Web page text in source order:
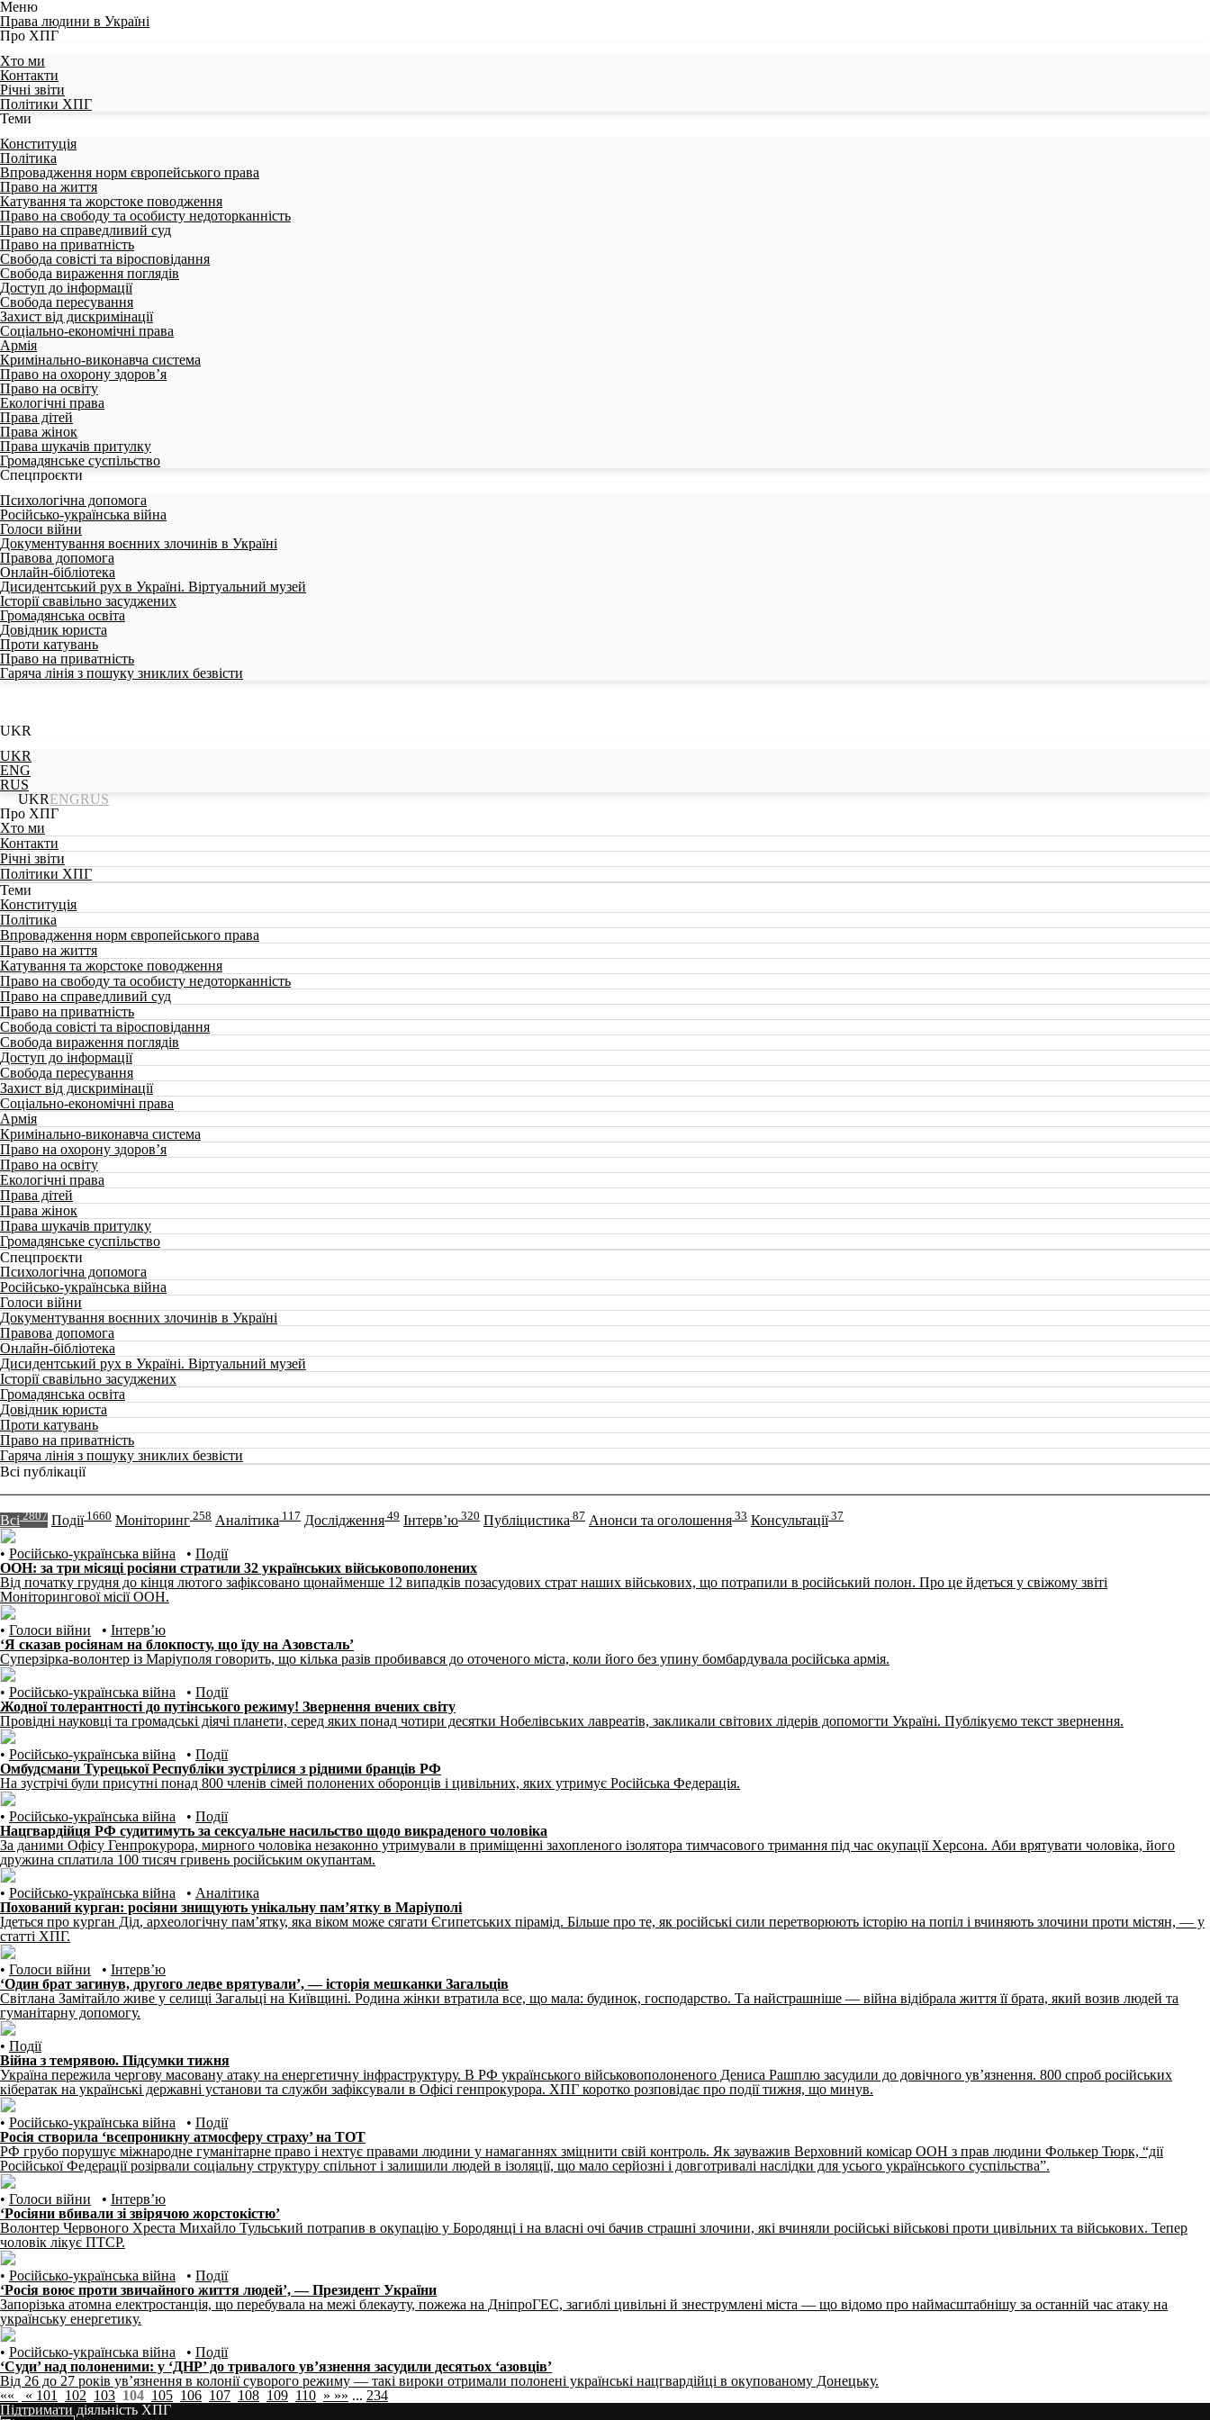
Меню
Права людини в Україні
Про ХПГ
Хто ми
Контакти
Річні звіти
Політики ХПГ
Теми
Конституція
Політика
Впровадження норм європейського права
Право на життя
Катування та жорстоке поводження
Право на свободу та особисту недоторканність
Право на справедливий суд
Право на приватність
Свобода совісті та віросповідання
Свобода вираження поглядів
Доступ до інформації
Свобода пересування
Захист від дискримінації
Соціально-економічні права
Армія
Кримінально-виконавча система
Право на охорону здоров’я
Право на освіту
Екологічні права
Права дітей
Права жінок
Права шукачів притулку
Громадянське суспільство
Спецпроєкти
Психологічна допомога
Російсько-українська війна
Голоси війни
Документування воєнних злочинів в Україні
Правова допомога
Онлайн-бібліотека
Дисидентський рух в Україні. Віртуальний музей
Історії свавільно засуджених
Громадянська освіта
Довідник юриста
Проти катувань
Право на приватність
Гаряча лінія з пошуку зниклих безвісти
UKR
UKR
ENG
RUS
UKRENGRUS
Про ХПГ
Хто ми
Контакти
Річні звіти
Політики ХПГ
Теми
Конституція
Політика
Впровадження норм європейського права
Право на життя
Катування та жорстоке поводження
Право на свободу та особисту недоторканність
Право на справедливий суд
Право на приватність
Свобода совісті та віросповідання
Свобода вираження поглядів
Доступ до інформації
Свобода пересування
Захист від дискримінації
Соціально-економічні права
Армія
Кримінально-виконавча система
Право на охорону здоров’я
Право на освіту
Екологічні права
Права дітей
Права жінок
Права шукачів притулку
Громадянське суспільство
Спецпроєкти
Психологічна допомога
Російсько-українська війна
Голоси війни
Документування воєнних злочинів в Україні
Правова допомога
Онлайн-бібліотека
Дисидентський рух в Україні. Віртуальний музей
Історії свавільно засуджених
Громадянська освіта
Довідник юриста
Проти катувань
Право на приватність
Гаряча лінія з пошуку зниклих безвісти
Всі публікації
Всі2807 Події1660 Моніторинг 258 Аналітика 117 Дослідження 49 Інтерв’ю 320 Публіцистика 87 Анонси та оголошення 33 Консультації37
• Російсько-українська війна • Події
ООН: за три місяці росіяни стратили 32 українських військовополонених
Від початку грудня до кінця лютого зафіксовано щонайменше 12 випадків позасудових страт наших військових, що потрапили в російський полон. Про це йдеться у свіжому звіті
Моніторингової місії ООН.
• Голоси війни • Інтерв’ю
‘Я сказав росіянам на блокпосту, що їду на Азовсталь’
Суперзірка-волонтер із Маріуполя говорить, що кілька разів пробивався до оточеного міста, коли його без упину бомбардувала російська армія.
• Російсько-українська війна • Події
Жодної толерантності до путінського режиму! Звернення вчених світу
Провідні науковці та громадські діячі планети, серед яких понад чотири десятки Нобелівських лавреатів, закликали світових лідерів допомогти Україні. Публікуємо текст звернення.
• Російсько-українська війна • Події
Омбудсмани Турецької Республіки зустрілися з рідними бранців РФ
На зустрічі були присутні понад 800 членів сімей полонених оборонців і цивільних, яких утримує Російська Федерація.
• Російсько-українська війна • Події
Нацгвардійця РФ судитимуть за сексуальне насильство щодо викраденого чоловіка
За даними Офісу Генпрокурора, мирного чоловіка незаконно утримували в приміщенні захопленого ізолятора тимчасового тримання під час окупації Херсона. Аби врятувати чоловіка, його
дружина сплатила 100 тисяч гривень російським окупантам.
• Російсько-українська війна • Аналітика
Похований курган: росіяни знищують унікальну пам’ятку в Маріуполі
Ідеться про курган Дід, археологічну пам’ятку, яка віком може сягати Єгипетських пірамід. Більше про те, як російські сили перетворюють історію на попіл і вчиняють злочини проти містян, — у
статті ХПГ.
• Голоси війни • Інтерв’ю
‘Один брат загинув, другого ледве врятували’, — історія мешканки Загальців
Світлана Замітайло живе у селищі Загальці на Київщині. Родина жінки втратила все, що мала: будинок, господарство. Та найстрашніше — війна відібрала життя її брата, який возив людей та
гуманітарну допомогу.
• Події
Війна з темрявою. Підсумки тижня
Україна пережила чергову масовану атаку на енергетичну інфраструктуру. В РФ українського військовополоненого Дениса Рашплю засудили до довічного ув’язнення. 800 спроб російських
кібератак на українські державні установи та служби зафіксували в Офісі генпрокурора. ХПГ коротко розповідає про події тижня, що минув.
• Російсько-українська війна • Події
Росія створила ‘всепроникну атмосферу страху’ на ТОТ
РФ грубо порушує міжнародне гуманітарне право і нехтує правами людини у намаганнях зміцнити свій контроль. Як зауважив Верховний комісар ООН з прав людини Фолькер Тюрк, “дії
Російської Федерації розірвали соціальну структуру спільнот і залишили людей в ізоляції, що мало серйозні і довготривалі наслідки для усього українського суспільства”.
• Голоси війни • Інтерв’ю
‘Росіяни вбивали зі звірячою жорстокістю’
Волонтер Червоного Хреста Михайло Тульський потрапив в окупацію у Бородянці і на власні очі бачив страшні злочини, які вчиняли російські військові проти цивільних та військових. Тепер
чоловік лікує ПТСР.
• Російсько-українська війна • Події
‘Росія воює проти звичайного життя людей’, — Президент України
Запорізька атомна електростанція, що перебувала на межі блекауту, пожежа на ДніпроГЕС, загиблі цивільні й знеструмлені міста — що відомо про наймасштабнішу за останній час атаку на
українську енергетику.
• Російсько-українська війна • Події
‘Суди’ над полоненими: у ‘ДНР’ до тривалого ув’язнення засудили десятьох ‘азовців’
Від 26 до 27 років ув’язнення в колонії суворого режиму — такі вироки отримали полонені українські нацгвардійці в окупованому Донецьку.
««
« 101 102 103 104 105 106 107 108 109 110 » »» ... 234
Підтримати діяльність ХПГ